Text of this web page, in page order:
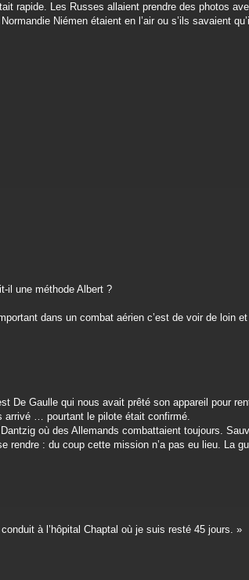
rapide. Les Russes allaient prendre des photos
Niémen étaient en l’air ou s’ils savaient
il une méthode Albert ?
dans un combat aérien c’est de voir de loin
De Gaulle qui nous avait prêté son appareil pour
arrivé … pourtant le pilote était confirmé.
où des Allemands combattaient toujours.
: du coup cette mission n’a pas eu lieu. La
à l’hôpital Chaptal où je suis resté 45 jours. »